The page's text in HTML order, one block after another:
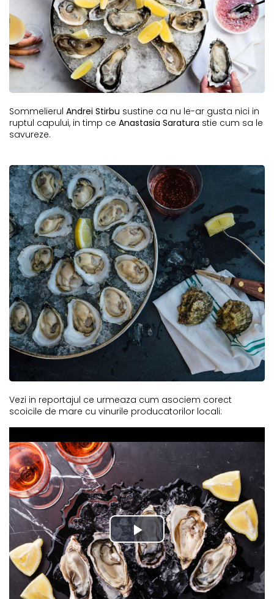
Sommelierul Andrei Stirbu sustine ca nu le-ar gusta nici in
ruptul capului, in timp ce Anastasia Saratura stie cum sa le
savureze.
Vezi in reportajul ce urmeaza cum asociem corect
scoicile de mare cu vinurile producatorilor locali: